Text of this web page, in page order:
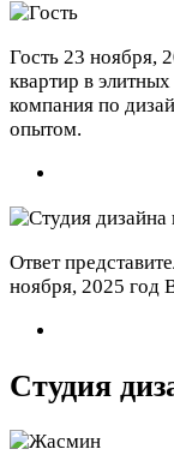
Гость 23 ноября,
квартир в
компания по
опытом.
Ответ
ноября, 2025 год
Студия